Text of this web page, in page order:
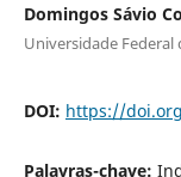
Domingos Sávio
Universidade Federal
DOI: https://
Palavras-chave: